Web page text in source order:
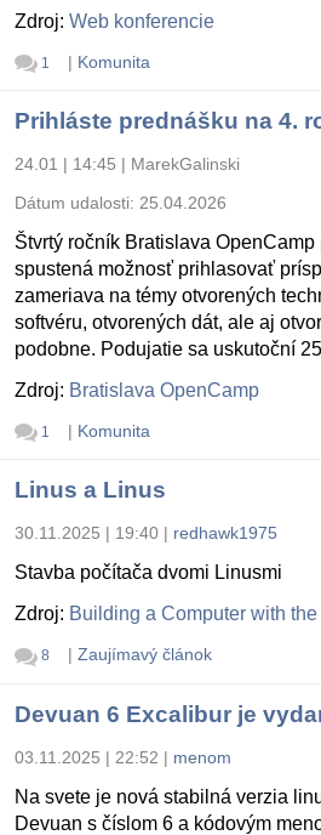
Zdroj: Web konferencie
1 | Komunita
Prihláste prednášku na 4.
24.01 | 14:45 | MarekGalinski
Dátum udalosti: 25.04.2026
Štvrtý ročník Bratislava
spustená možnosť prihlasovať
zameriava na témy otvorených
softvéru, otvorených dát, ale aj
podobne. Podujatie sa uskutoční
Zdroj: Bratislava OpenCamp
1 | Komunita
Linus a Linus
30.11.2025 | 19:40 | redhawk1975
Stavba počítača dvomi Linusmi
Zdroj: Building a Computer with
8 | Zaujímavý článok
Devuan 6 Excalibur je
03.11.2025 | 22:52 | menom
Na svete je nová stabilná verzia
Devuan s číslom 6 a kódovým